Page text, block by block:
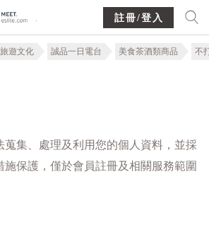
註冊/登入
旅遊文化 誠品一日電台 美食茶酒類商品 不
蒐集、處理及利用您的個人資料，並採
保護，僅於會員註冊及相關服務範圍